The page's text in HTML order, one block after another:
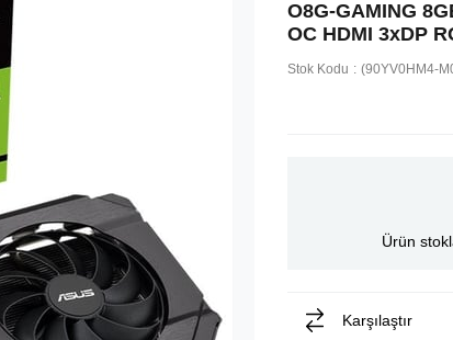
O8G-GAMING
OC HDMI 3xDP
Stok Kodu (90YV0HM4-
Ürün
Karşılaştır